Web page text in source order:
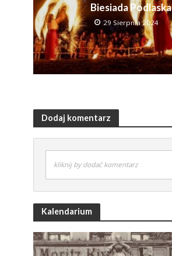
Biesiada Podlaska
29 Sierpnia 2024
Dodaj komentarz
kliknij by dodać komentarz
Kalendarium